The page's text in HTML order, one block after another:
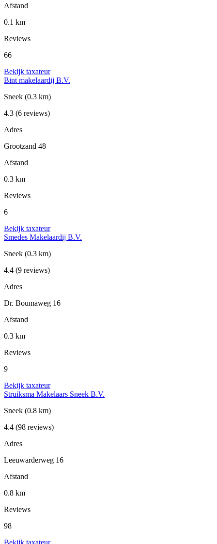
Afstand
0.1 km
Reviews
66
Bekijk taxateur
Bint makelaardij B.V.
Sneek (0.3 km)
4.3 (6 reviews)
Adres
Grootzand 48
Afstand
0.3 km
Reviews
6
Bekijk taxateur
Smedes Makelaardij B.V.
Sneek (0.3 km)
4.4 (9 reviews)
Adres
Dr. Boumaweg 16
Afstand
0.3 km
Reviews
9
Bekijk taxateur
Struiksma Makelaars Sneek B.V.
Sneek (0.8 km)
4.4 (98 reviews)
Adres
Leeuwarderweg 16
Afstand
0.8 km
Reviews
98